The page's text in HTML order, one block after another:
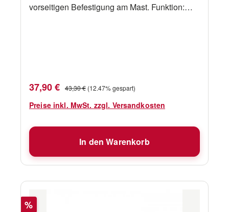
vorseitigen Befestigung am Mast. Funktion:
Verkaufspreis:
37,90 € Regulärer Preis:
43,30 € (12.47% gespart)
Preise inkl. MwSt. zzgl. Versandkosten
In den Warenkorb
Rabatt
%